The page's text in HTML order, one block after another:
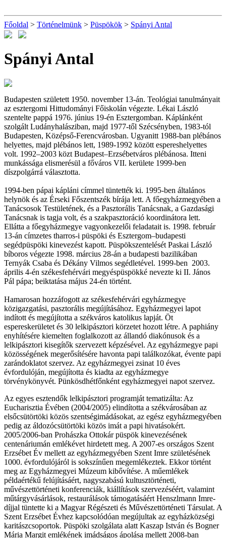
Főoldal > Történelmünk > Püspökök > Spányi Antal
Spányi Antal
Budapesten született 1950. november 13-án. Teológiai tanulmányait
az esztergomi Hittudományi Főiskolán végezte. Lékai László
szentelte pappá 1976. június 19-én Esztergomban. Káplánként
szolgált Ludányhalásziban, majd 1977-től Szécsényben, 1983-tól
Budapesten, Középső-Ferencvárosban. Ugyanitt 1988-ban plébános
helyettes, majd plébános lett, 1989-1992 között espereshelyettes
volt. 1992–2003 közt Budapest–Erzsébetváros plébánosa. Itteni
munkássága elismerésül a főváros VII. kerülete 1999-ben
díszpolgárrá választotta.
1994-ben pápai kápláni címmel tüntették ki. 1995-ben általános
helynök és az Érseki Főszentszék bírája lett. A főegyházmegyében a
Tanácsosok Testületének, és a Pasztorális Tanácsnak, a Gazdasági
Tanácsnak is tagja volt, és a szakpasztoráció koordinátora lett.
Ellátta a főegyházmegye vagyonkezelői feladatait is. 1998. február
13-án címzetes tharros-i püspöki és Esztergom–budapesti
segédpüspöki kinevezést kapott. Püspökszentelését Paskai László
bíboros végezte 1998. március 28-án a budapesti bazilikában
Ternyák Csaba és Dékány Vilmos segédletével. 1999-ben 2003.
április 4-én székesfehérvári megyéspüspökké nevezte ki II. János
Pál pápa; beiktatása május 24-én történt.
Hamarosan hozzáfogott az székesfehérvári egyházmegye
közigazgatási, pasztorális megújításához. Egyházmegyei lapot
indított és megújította a székváros katolikus lapját. Öt
espereskerületet és 30 lelkipásztori körzetet hozott létre. A paphiány
enyhítésére kiemelten foglalkozott az állandó diakónusok és a
lelkipásztori kisegítők szervezett képzésével. Az egyházmegye papi
közösségének megerősítésére havonta papi találkozókat, évente papi
zarándoklatot szervez. Az egyházmegyei zsinat 10 éves
évfordulóján, megújította és kiadta az egyházmegye
törvénykönyvét. Pünkösdhétfőnként egyházmegyei napot szervez.
Az egyes esztendők lelkipásztori programját tematizálta: Az
Eucharisztia Évében (2004/2005) elindította a székvárosában az
elsőcsütörtöki közös szentségimádásokat, az egész egyházmegyében
pedig az áldozócsütörtöki közös imát a papi hivatásokért.
2005/2006-ban Prohászka Ottokár püspök kinevezésének
centenáriumán emlékévet hirdetett meg. A 2007-es országos Szent
Erzsébet Év mellett az egyházmegyében Szent Imre születésének
1000. évfordulójáról is sokszínűen megemlékeztek. Ekkor történt
meg az Egyházmegyei Múzeum kibővítése. A műemlékek
példaértékű felújításáért, nagyszabású kultusztörténeti,
művészettörténeti konferenciák, kiállítások szervezéséért, valamint
műtárgyvásárlások, restaurálások támogatásáért Henszlmann Imre-
díjjal tüntette ki a Magyar Régészeti és Művészettörténeti Társulat. A
Szent Erzsébet Évhez kapcsolódóan megújultak az egyházközségi
karitászcsoportok. Püspöki szolgálata alatt Kaszap István és Bogner
Mária Margit emlékének imádságos ápolása mellett 2008-ban